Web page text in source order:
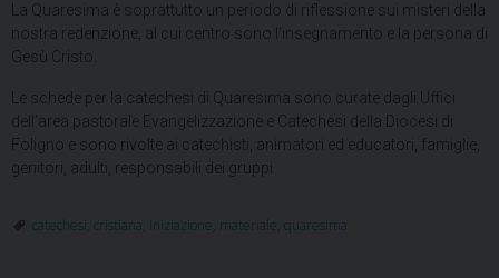
La Quaresima è soprattutto un periodo di riflessione sui misteri della
nostra redenzione, al cui centro sono l’insegnamento e la persona di
Gesù Cristo.
Le schede per la catechesi di Quaresima sono curate dagli Uffici
dell’area pastorale Evangelizzazione e Catechesi della Diocesi di
Foligno e sono rivolte ai catechisti, animatori ed educatori, famiglie,
genitori, adulti, responsabili dei gruppi.
catechesi cristiana iniziazione materiale quaresima